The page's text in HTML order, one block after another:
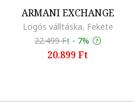
ARMANI EXCHANGE
Logós válltáska, Fekete
22.499 Ft - 7%
20.899 Ft